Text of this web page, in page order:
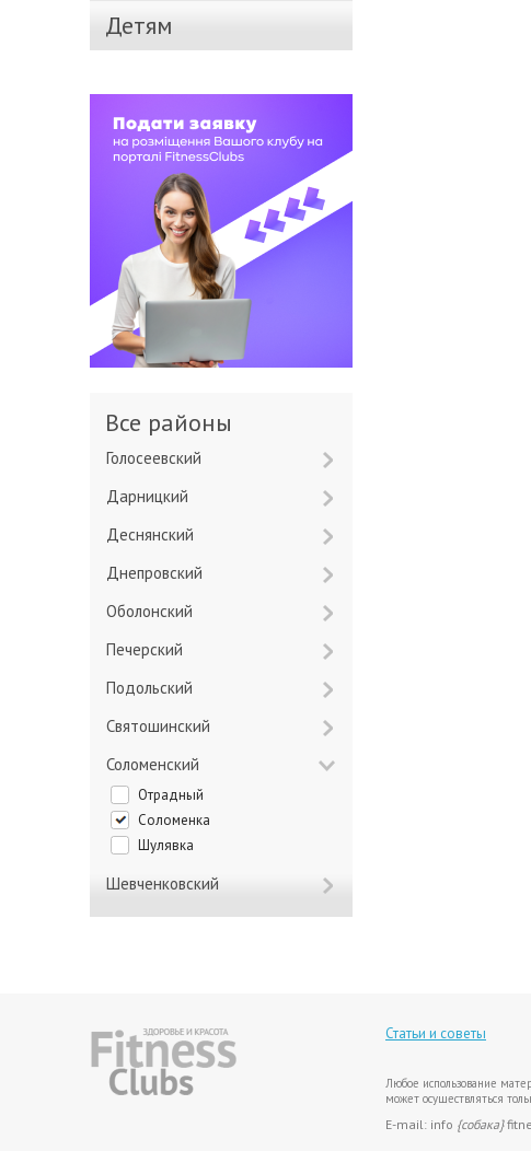
Детям
Все районы
Голосеевский
Дарницкий
Деснянский
Днепровский
Оболонский
Печерский
Подольский
Святошинский
Соломенский
Отрадный
Соломенка
Шулявка
Шевченковский
Статьи и советы
Любое использование
может осуществляться
E-mail: info {собака}